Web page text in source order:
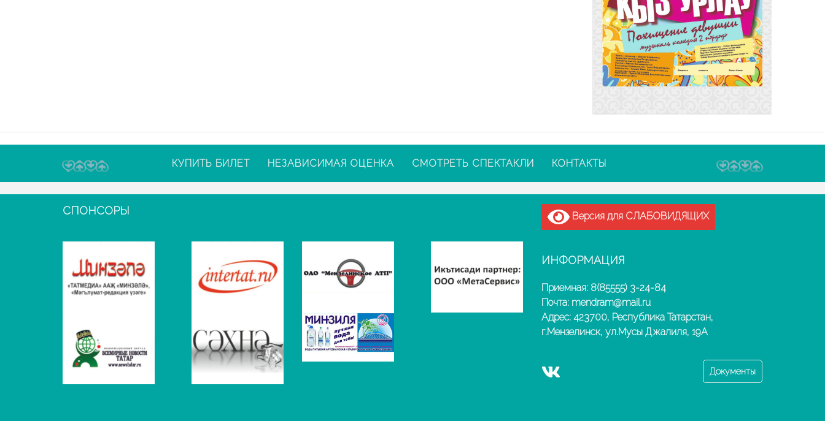
КУПИТЬ БИЛЕТ НЕЗАВИСИМАЯ ОЦЕНКА СМОТРЕТЬ СПЕКТАКЛИ КОНТАКТЫ
СПОНСОРЫ Версия для СЛАБОВИДЯЩИХ
ИНФОРМАЦИЯ
Приемная: 8(85555) 3-24-84
Почта: mendram@mail.ru
Адрес: 423700, Республика Татарстан,
г.Мензелинск, ул.Мусы Джалиля, 19А
Документы